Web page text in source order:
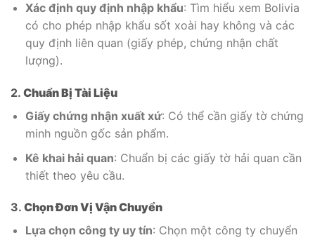
Xác định quy định nhập khẩu: Tìm hiểu xem Bolivia
có cho phép nhập khẩu sốt xoài hay không và các
quy định liên quan (giấy phép, chứng nhận chất
lượng).
2. Chuẩn Bị Tài Liệu
Giấy chứng nhận xuất xứ: Có thể cần giấy tờ chứng
minh nguồn gốc sản phẩm.
Kê khai hải quan: Chuẩn bị các giấy tờ hải quan cần
thiết theo yêu cầu.
3. Chọn Đơn Vị Vận Chuyển
Lựa chọn công ty uy tín: Chọn một công ty chuyển